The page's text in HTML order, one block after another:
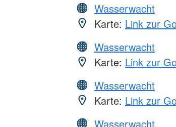
Wasserwacht
Karte: Link zur
Wasserwacht
Karte: Link zur
Wasserwacht
Karte: Link zur
Wasserwacht